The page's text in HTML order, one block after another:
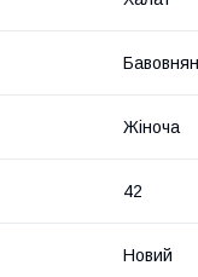
Жіноча
42
Новий